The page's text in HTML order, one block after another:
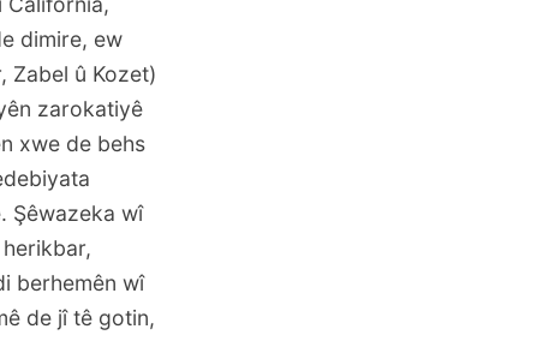
dimire, ew
Zabel û Kozet)
zarokatiyê
xwe de behs
Şêwazeka wî
berhemên wî
de jî tê gotin,